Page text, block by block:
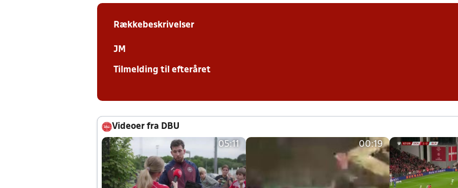
Rækkebeskrivelser
JM
Tilmelding til efteråret
Videoer fra DBU
05:11 00:19